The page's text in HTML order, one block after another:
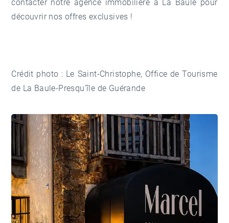
contacter notre agence immobilière à La Baule pour
découvrir nos offres exclusives !
Crédit photo : Le Saint-Christophe, Office de Tourisme
de La Baule-Presqu’île de Guérande